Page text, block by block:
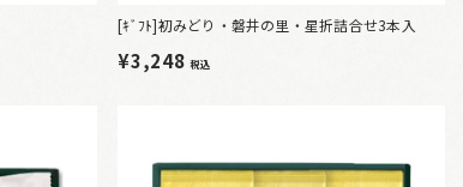
[ｷﾞﾌﾄ]初みどり・磐井の里・星折詰合せ3本入
¥3,248税込